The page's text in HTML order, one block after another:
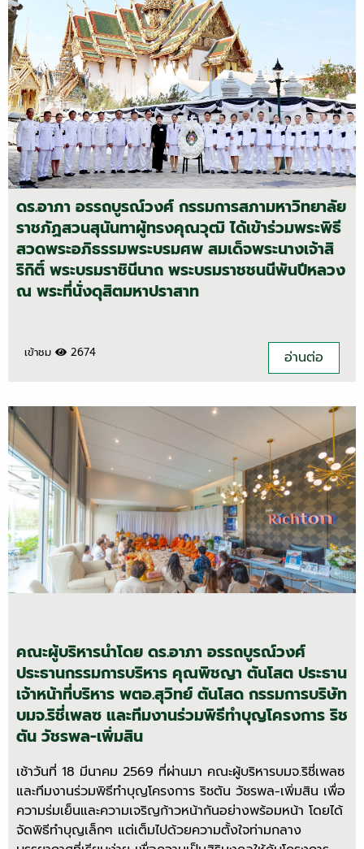
ดร.อาภา อรรถบูรณ์วงศ์ กรรมการสภามหาวิทยาลัย
ราชภัฏสวนสุนันทาผู้ทรงคุณวุฒิ ได้เข้าร่วมพระพิธี
สวดพระอภิธรรมพระบรมศพ สมเด็จพระนางเจ้าสิ
ริกิติ์ พระบรมราชินีนาถ พระบรมราชชนนีพันปีหลวง
ณ พระที่นั่งดุสิตมหาปราสาท
เข้าชม 2674 อ่านต่อ
คณะผู้บริหารนำโดย ดร.อาภา อรรถบูรณ์วงศ์
ประธานกรรมการบริหาร คุณพิชญา ตันโสต ประธาน
เจ้าหน้าที่บริหาร พตอ.สุวิทย์ ตันโสด กรรมการบริษัท
บมจ.ริชี่เพลซ และทีมงานร่วมพิธีทำบุญโครงการ ริช
ตัน วัชรพล-เพิ่มสิน
เช้าวันที่ 18 มีนาคม 2569 ที่ผ่านมา คณะผู้บริหารบมจ.ริชี่เพลซ
และทีมงานร่วมพิธีทำบุญโครงการ ริชตัน วัชรพล-เพิ่มสิน เพื่อ
ความร่มเย็นและความเจริญก้าวหน้ากันอย่างพร้อมหน้า โดยได้
จัดพิธีทำบุญเล็กๆ แต่เต็มไปด้วยความตั้งใจท่ามกลาง